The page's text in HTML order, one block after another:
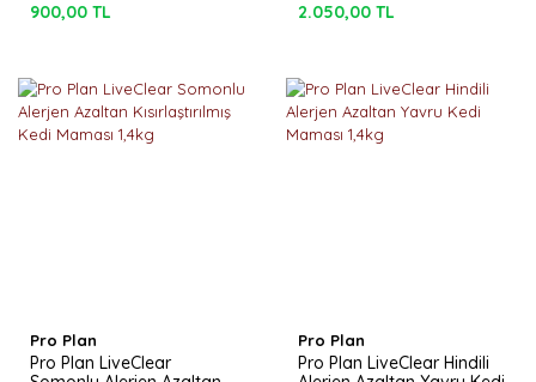
900,00 TL
2.050,00 TL
Pro Plan
Pro Plan LiveClear
Pro Plan
Pro Plan LiveClear Hindili